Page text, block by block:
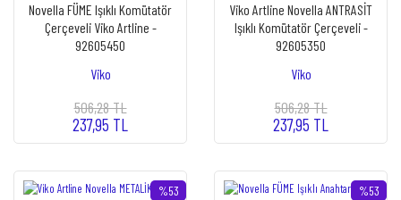
Novella FÜME Işıklı Komütatör
Çerçeveli Viko Artline -
92605450
Viko
506,28 TL
237,95 TL
Viko Artline Novella ANTRASİT
Işıklı Komütatör Çerçeveli -
92605350
Viko
506,28 TL
237,95 TL
%53 %53